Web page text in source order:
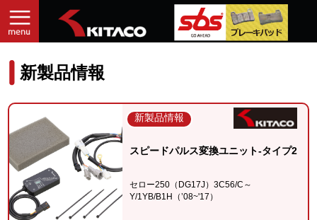
新製品情報
新製品情報
スピードパルス変換ユニット-タイプ2
セロー250（DG17J）3C56/C～
Y/1YB/B1H（’08~'17）